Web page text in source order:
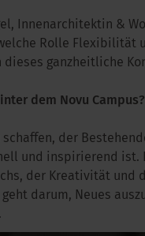
Innenarchitektin &
Rolle
ganzheitliche
dem Novu Campus?
der
und inspirierend ist.
der Kreativität und
darum, Neues